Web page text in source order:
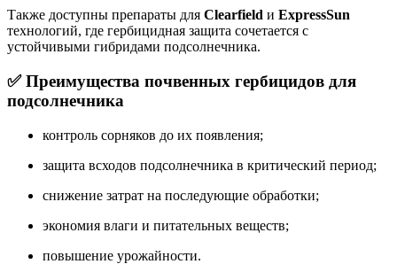
Также доступны препараты для Clearfield и ExpressSun
технологий, где гербицидная защита сочетается с
устойчивыми гибридами подсолнечника.
✅ Преимущества почвенных гербицидов для
подсолнечника
контроль сорняков до их появления;
защита всходов подсолнечника в критический период;
снижение затрат на последующие обработки;
экономия влаги и питательных веществ;
повышение урожайности.